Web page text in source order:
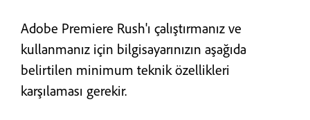
Adobe Premiere Rush'ı çalıştırmanız ve
kullanmanız için bilgisayarınızın aşağıda
belirtilen minimum teknik özellikleri
karşılaması gerekir.